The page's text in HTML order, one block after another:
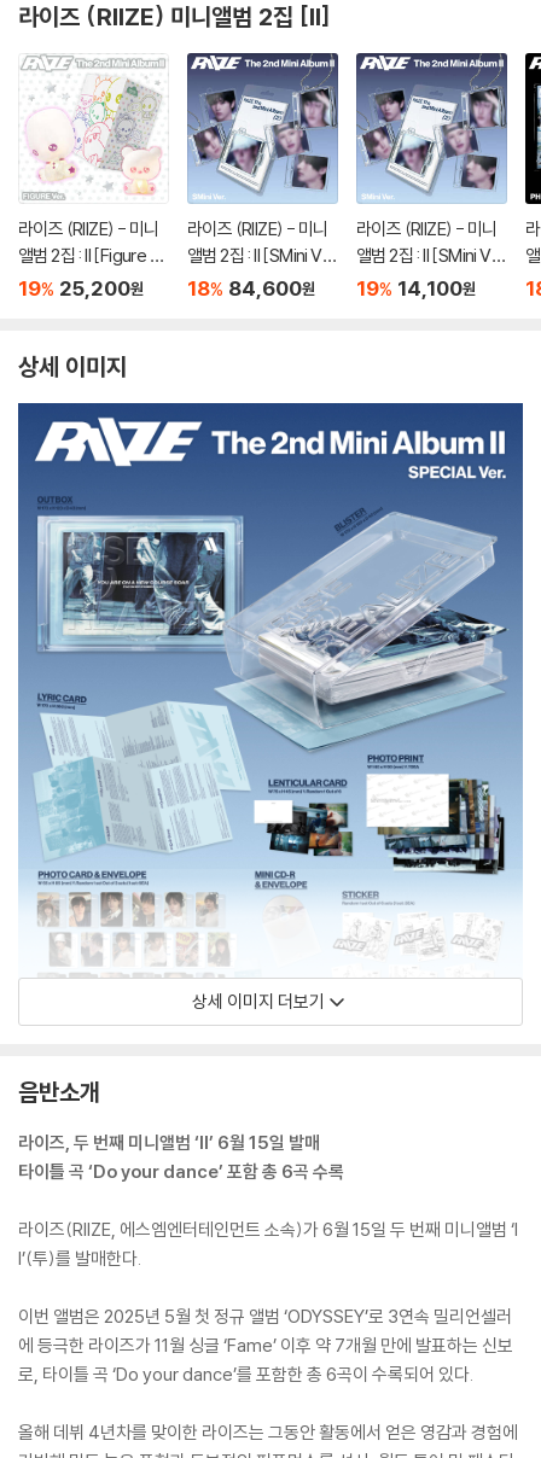
라이즈 (RIIZE) 미니앨범 2집 [II]
라이즈 (RIIZE) - 미니
앨범 2집 : II [Figure V
er.](스마트앨범) [6종
19% 25,200원
라이즈 (RIIZE) - 미니
앨범 2집 : II [SMini Ve
r.](스마트앨범) [6종 S
18% 84,600원
라이즈 (RIIZE) - 미니
앨범 2집 : II [SMini Ve
r.](스마트앨범) [6종
19% 14,100원
상세 이미지
상세 이미지 더보기
음반소개
라이즈, 두 번째 미니앨범 ‘II’ 6월 15일 발매
타이틀 곡 ‘Do your dance’ 포함 총 6곡 수록
라이즈(RIIZE, 에스엠엔터테인먼트 소속)가 6월 15일 두 번째 미니앨범 ‘I
I’(투)를 발매한다.
이번 앨범은 2025년 5월 첫 정규 앨범 ‘ODYSSEY’로 3연속 밀리언셀러
에 등극한 라이즈가 11월 싱글 ‘Fame’ 이후 약 7개월 만에 발표하는 신보
로, 타이틀 곡 ‘Do your dance’를 포함한 총 6곡이 수록되어 있다.
올해 데뷔 4년차를 맞이한 라이즈는 그동안 활동에서 얻은 영감과 경험에